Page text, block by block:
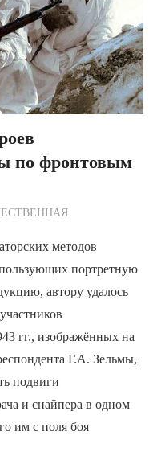
по фронтовым
методов
портретную
автору удалось
гг., изображённых на
Г.А. Зельмы,
подвиги
и снайпера в одном
им с поля боя